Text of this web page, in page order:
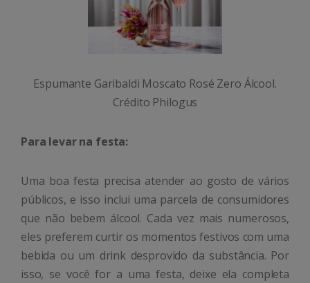
Espumante Garibaldi Moscato Rosé Zero Álcool.
Crédito Philogus
Para levar na festa:
Uma boa festa precisa atender ao gosto de vários
públicos, e isso inclui uma parcela de consumidores
que não bebem álcool. Cada vez mais numerosos,
eles preferem curtir os momentos festivos com uma
bebida ou um drink desprovido da substância. Por
isso, se você for a uma festa, deixe ela completa